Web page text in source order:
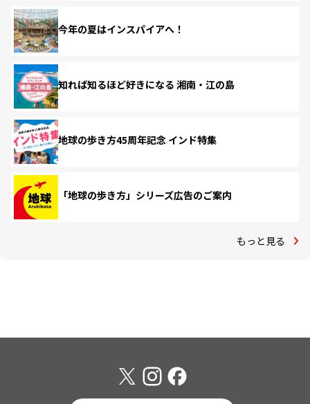
今年の夏はインスパイアへ！
知れば知るほど好きになる 湘南・江の島
地球の歩き方45周年記念 インド特集
「地球の歩き方」シリーズ広告のご案内
もっと見る